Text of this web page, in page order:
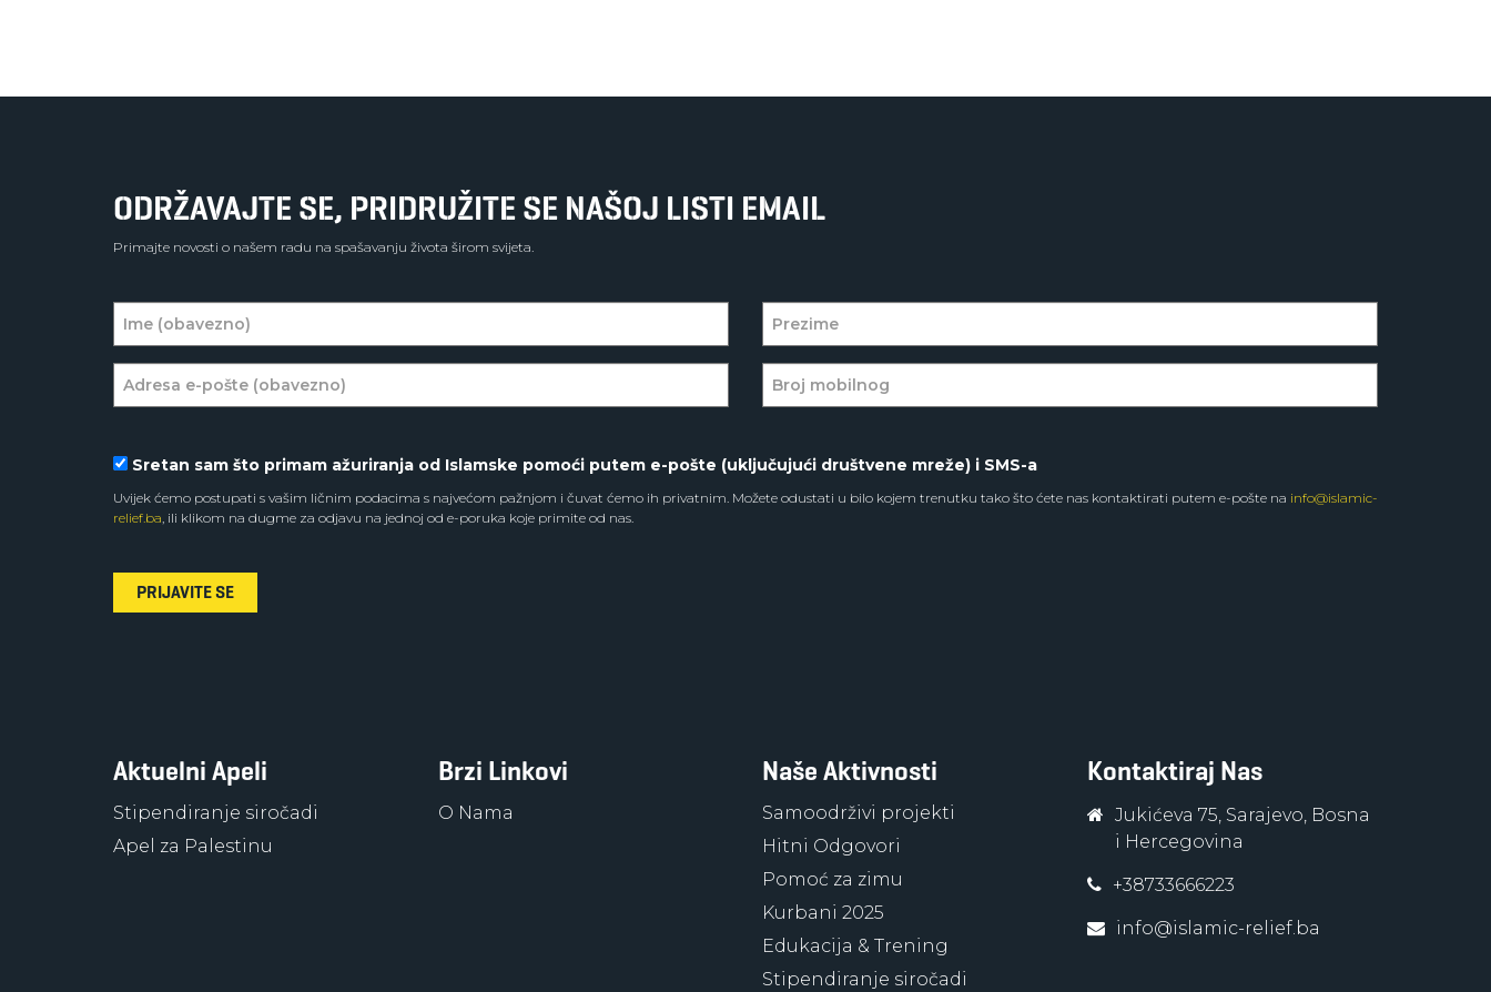
ODRŽAVAJTE SE, PRIDRUŽITE SE NAŠOJ LISTI EMAIL
Primajte novosti o našem radu na spašavanju života širom svijeta.
Sretan sam što primam ažuriranja od Islamske pomoći putem e-pošte (uključujući društvene mreže) i SMS-a
Uvijek ćemo postupati s vašim ličnim podacima s najvećom pažnjom i čuvat ćemo ih privatnim. Možete odustati u bilo kojem trenutku tako što ćete nas kontaktirati putem e-pošte na info@islamic-
relief.ba, ili klikom na dugme za odjavu na jednoj od e-poruka koje primite od nas.
PRIJAVITE SE
Aktuelni Apeli
Stipendiranje siročadi
Apel za Palestinu
Brzi Linkovi
O Nama
Naše Aktivnosti
Samoodrživi projekti
Hitni Odgovori
Pomoć za zimu
Kurbani 2025
Edukacija & Trening
Stipendiranje siročadi
Kontaktiraj Nas
Jukićeva 75, Sarajevo, Bosna
i Hercegovina
+38733666223
info@islamic-relief.ba